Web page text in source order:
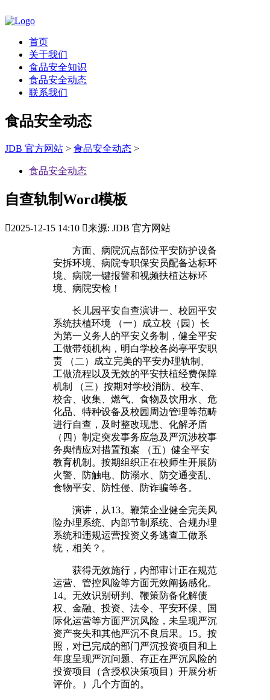
首页
关于我们
食品安全知识
食品安全动态
联系我们
食品安全动态
JDB 官方网站 > 食品安全动态 >
食品安全动态
自查轨制Word模板
2025-12-15 14:10 来源: JDB 官方网站
方面、病院沉点部位平安防护设备
安拆环境、病院专职保安员配备达标环
境、病院一键报警和视频扶植达标环
境、病院安检！
长儿园平安自查演讲一、校园平安
系统扶植环境 （一）成立校（园）长
为第一义务人的平安义务制，健全平安
工做带领机构，明白学校各岗亭平安职
责 （二）成立完美的平安办理轨制、
工做流程以及无效的平安扶植经费保障
机制 （三）按期对学校消防、校车、
校舍、收集、燃气、食物及饮用水、危
化品、特种设备及校园周边管理等范畴
进行自查，及时整改现患、化解矛盾
（四）制定突发事务应急及严沉涉校事
务舆情应对措置预案 （五）健全平安
教育机制。按期组织正在校师生开展防
火警、防触电、防溺水、防交通变乱、
食物平安、防性侵、防诈骗等各。
演讲，从13。鞭策企业健全完美风
险办理系统、内部节制系统、合规办理
系统和违规运营投资义务逃查工做系
统，相关？。
获得无效施行，内部审计正在规范
运营、管控风险等方面无效阐扬感化。
14。无效识别研判、鞭策防备化解债
权、金融、投资、法令、平安环保、国
际化运营等方面严沉风险，未呈现严沉
资产丧失和其他严沉不良后果。15。按
照，对已完成的部门严沉投资项目和上
年度呈现严沉问题、存正在严沉风险的
投资项目（含授权决策项目）开展分析
评价。）几个方面的。